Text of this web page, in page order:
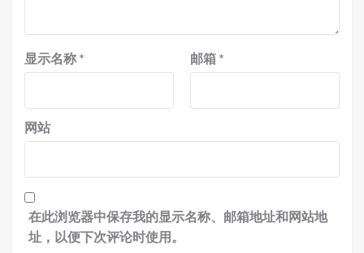
显示名称 * 邮箱 *
网站
在此浏览器中保存我的显示名称、邮箱地址和网站地
址，以便下次评论时使用。